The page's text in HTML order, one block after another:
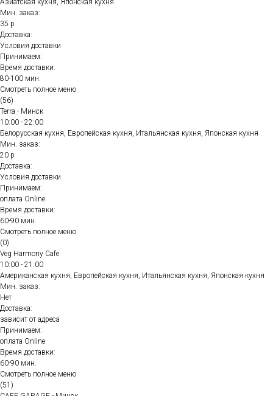
Азиатская кухня, Японская кухня
Мин. заказ:
35 р
Доставка:
Условия доставки
Принимаем:
Время доставки:
80-100 мин.
Смотреть полное меню
(56)
Terra - Минск
10:00 - 22:00
Белорусская кухня, Европейская кухня, Итальянская кухня, Японская кухня
Мин. заказ:
20 р
Доставка:
Условия доставки
Принимаем:
оплата Online
Время доставки:
60-90 мин.
Смотреть полное меню
(0)
Veg Harmony Cafe
10:00 - 21:00
Американская кухня, Европейская кухня, Итальянская кухня, Японская кухня
Мин. заказ:
Нет
Доставка:
зависит от адреса
Принимаем:
оплата Online
Время доставки:
60-90 мин.
Смотреть полное меню
(51)